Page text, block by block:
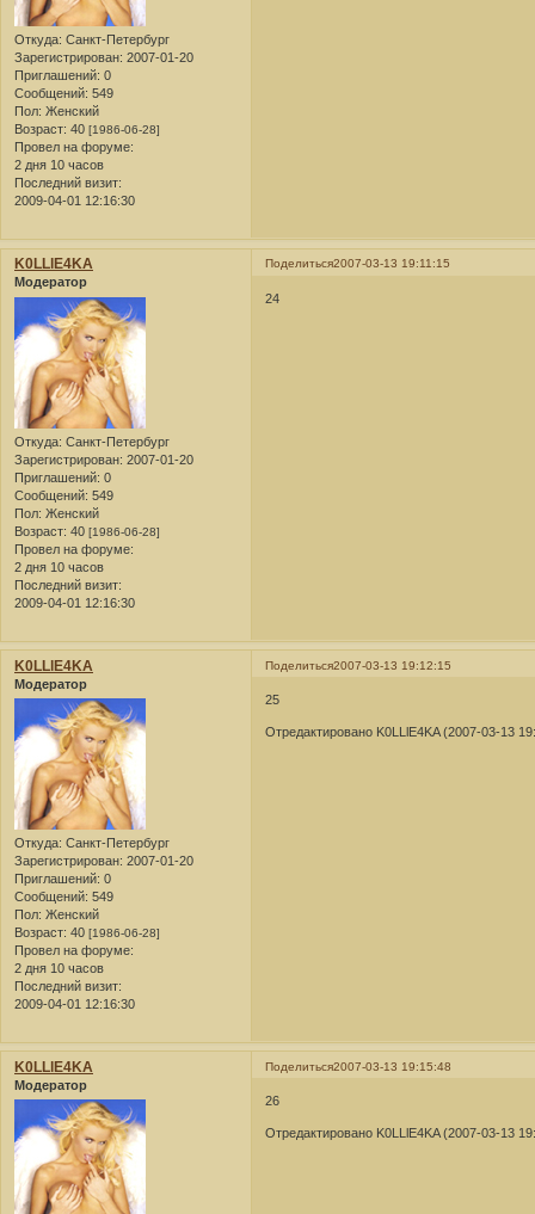
Откуда: Санкт-Петербург
Зарегистрирован: 2007-01-20
Приглашений: 0
Сообщений: 549
Пол: Женский
Возраст: 40 [1986-06-28]
Провел на форуме:
2 дня 10 часов
Последний визит:
2009-04-01 12:16:30
Поделиться2007-03-13 19:11:15
K0LLlE4KA
Модератор
Откуда: Санкт-Петербург
Зарегистрирован: 2007-01-20
Приглашений: 0
Сообщений: 549
Пол: Женский
Возраст: 40 [1986-06-28]
Провел на форуме:
2 дня 10 часов
Последний визит:
2009-04-01 12:16:30
24
Поделиться2007-03-13 19:12:15
K0LLlE4KA
Модератор
Откуда: Санкт-Петербург
Зарегистрирован: 2007-01-20
Приглашений: 0
Сообщений: 549
Пол: Женский
Возраст: 40 [1986-06-28]
Провел на форуме:
2 дня 10 часов
Последний визит:
2009-04-01 12:16:30
25
Отредактировано K0LLlE4KA (2007-03-13
Поделиться2007-03-13 19:15:48
K0LLlE4KA
Модератор
26
Отредактировано K0LLlE4KA (2007-03-13